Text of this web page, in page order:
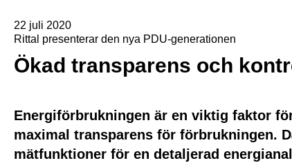
22 juli 2020
Rittal presenterar den nya PDU-generationen
Ökad transparens och
Energiförbrukningen är en viktig faktor
maximal transparens för förbrukningen.
mätfunktioner för en detaljerad